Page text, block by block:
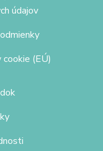
údajov
cookie (EÚ)